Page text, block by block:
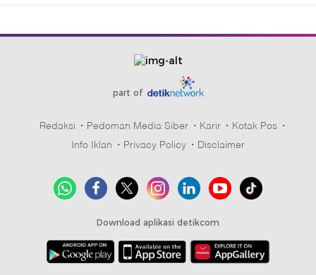
part of
Redaksi Pedoman Media Siber Karir
Kotak Pos
Info Iklan
Privacy Policy Disclaimer
Download aplikasi detikcom